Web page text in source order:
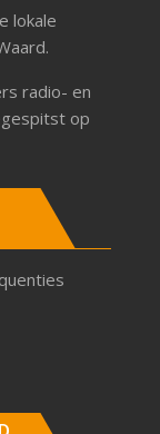
lokale
radio- en
op